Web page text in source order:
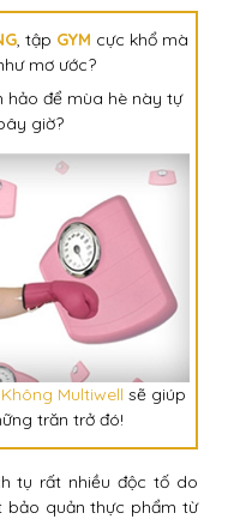
, tập GYM cực khổ mà
mơ ước?
hảo để mùa hè này tự
giờ?
Multiwell sẽ giúp
trăn trở đó!
tụ rất nhiều độc tố do
bảo quản thực phẩm từ